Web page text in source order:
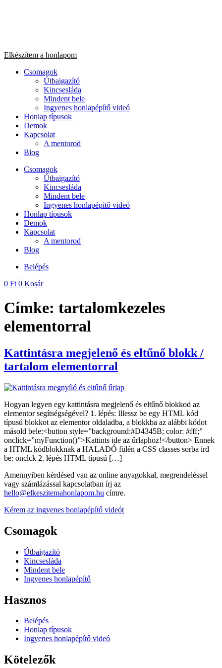
Elkészítem a honlapom
Csomagok
Útbaigazító
Kincsesláda
Mindent bele
Ingyenes honlapépítő videó
Honlap típusok
Demok
Kapcsolat
A mentorod
Blog
Csomagok
Útbaigazító
Kincsesláda
Mindent bele
Ingyenes honlapépítő videó
Honlap típusok
Demok
Kapcsolat
A mentorod
Blog
Belépés
0 Ft 0 Kosár
Címke: tartalomkezeles
elementorral
Kattintásra megjelenő és eltűnő blokk /
tartalom elementorral
Hogyan legyen egy kattintásra megjelenő és eltűnő blokkod az
elementor segítségségével? 1. lépés: Illessz be egy HTML kód
típusú blokkot az elementor oldaladba, a blokkba az alábbi kódot
másold bele:<button style=”background:#D4345B; color: #fff;”
onclick=”myFunction()”>Kattints ide az űrlaphoz!</button> Ennek
a HTML kódblokknak a HALADÓ fülén a CSS classes sorba írd
be: onclck 2. lépés HTML típusú […]
Amennyiben kérdésed van az online anyagokkal, megrendeléssel
vagy számlázással kapcsolatban írj az
hello@elkeszitemahonlapom.hu címre.
Kérem az ingyenes honlapépítő videót
Csomagok
Útbaigazító
Kincsesláda
Mindent bele
Ingyenes honlapépítő
Hasznos
Belépés
Honlap típusok
Ingyenes honlapépítő videó
Kötelezők